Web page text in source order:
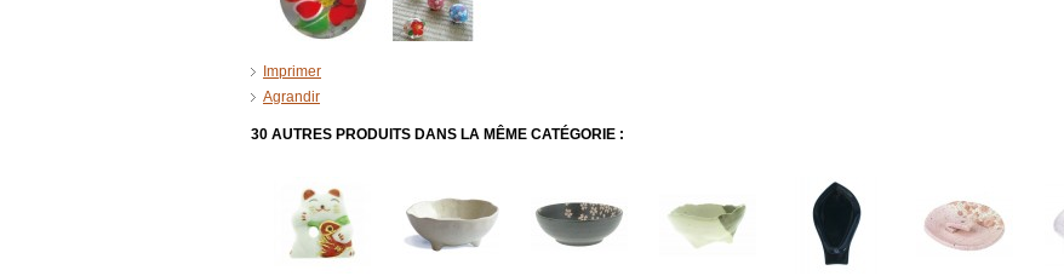
Imprimer
Agrandir
30 AUTRES PRODUITS DANS LA MÊME CATÉGORIE :